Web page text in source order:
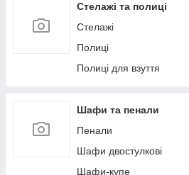
Стелажі та полиці
Стелажі
Полиці
Полиці для взуття
Шафи та пенали
Пенали
Шафи двостулкові
Шафи-купе